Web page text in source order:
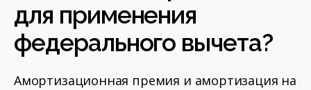
для применения
федерального вычета?
Амортизационная премия и амортизация на